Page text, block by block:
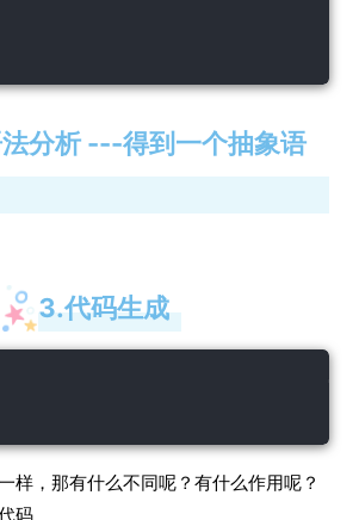
分析 ---得到一个抽象语
3.代码生成
样，那有什么不同呢？有什么作用呢？
码